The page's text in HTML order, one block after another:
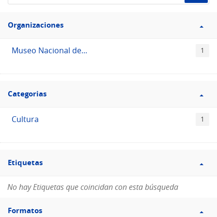
de
Filtro
Organizaciones
Organizaciones
Museo Nacional de... 1
Filtro
Categorias
Categorias
Cultura 1
Filtro
Etiquetas
Etiquetas
No hay Etiquetas que coincidan con esta búsqueda
Filtro
Formatos